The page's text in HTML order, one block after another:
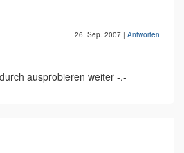
26. Sep. 2007 | Antworten
ausprobieren weiter -.-